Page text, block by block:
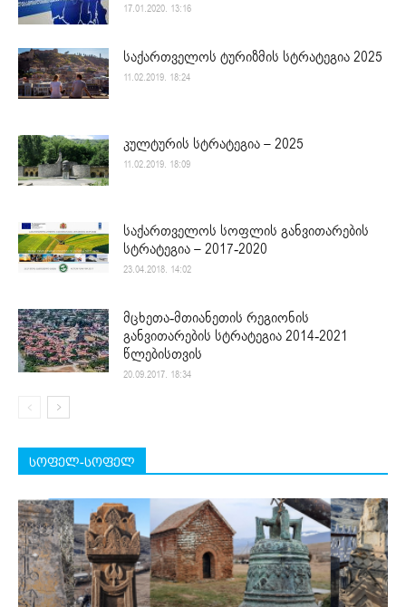
17.01.2020. 13:16
საქართველოს ტურიზმის სტრატეგია 2025
11.02.2019. 18:24
კულტურის სტრატეგია – 2025
11.02.2019. 18:09
საქართველოს სოფლის განვითარების
სტრატეგია – 2017-2020
23.04.2018. 14:02
მცხეთა-მთიანეთის რეგიონის
განვითარების სტრატეგია 2014-2021
წლებისთვის
20.09.2017. 18:34
სოფელ-სოფელ